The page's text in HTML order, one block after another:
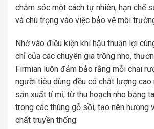
chăm sóc một cách tự nhiên, hạn chế
và chú trọng vào việc bảo vệ môi
Nhờ vào điều kiện khí hậu thuận lợi
chỉ của các chuyên gia trồng nho,
Firmian luôn đảm bảo rằng mỗi chai
người tiêu dùng đều có chất lượng cao
sản xuất tỉ mỉ, từ thu hoạch nho bằng
trong các thùng gỗ sồi, tạo nên hương
chất truyền thống.